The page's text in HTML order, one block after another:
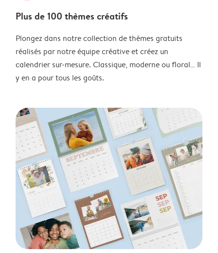
Plus de 100 thèmes créatifs
Plongez dans notre collection de thèmes gratuits
réalisés par notre équipe créative et créez un
calendrier sur-mesure. Classique, moderne ou floral… Il
y en a pour tous les goûts.